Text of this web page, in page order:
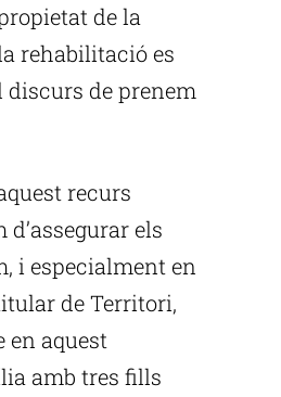
de la
rehabilitació es
discurs de prenem
recurs
els
i especialment en
de Territori,
en aquest
amb tres fills